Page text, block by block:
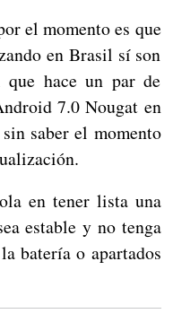
el momento es que
en Brasil sí son
que hace un par de
7.0 Nougat en
saber el momento
en tener lista una
estable y no tenga
batería o apartados